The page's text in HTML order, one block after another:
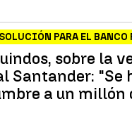
PARA EL BANCO
sobre la
Santander: "Se
a un millón